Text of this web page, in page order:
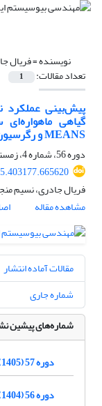
نویسنده =فریال
تعداد مقالات: 1
پیش‌بینی
MEANS و رگرسیون KNN
دوره 56، شماره 4، زمستان 1404، صفحه
فریال جادری، نسیم
مشاهده مقاله
مقالات آماده انتشار
شماره جاری
شماره‌های پیشین
دوره 57 (1405)
دوره 56 (1404)